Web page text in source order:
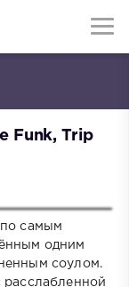
Funk, Trip
самым
одним
соулом.
расслабленной